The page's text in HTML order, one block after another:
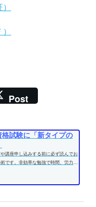
Post
格試験に「新タイプの
講座申し込みする前に必ず読んでお
です。非効率な勉強で時間、労力を